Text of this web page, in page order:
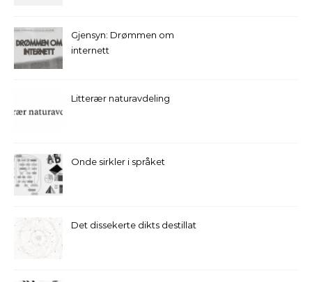
Gjensyn: Drømmen om
internett
Litterær naturavdeling
Onde sirkler i språket
Det dissekerte dikts destillat